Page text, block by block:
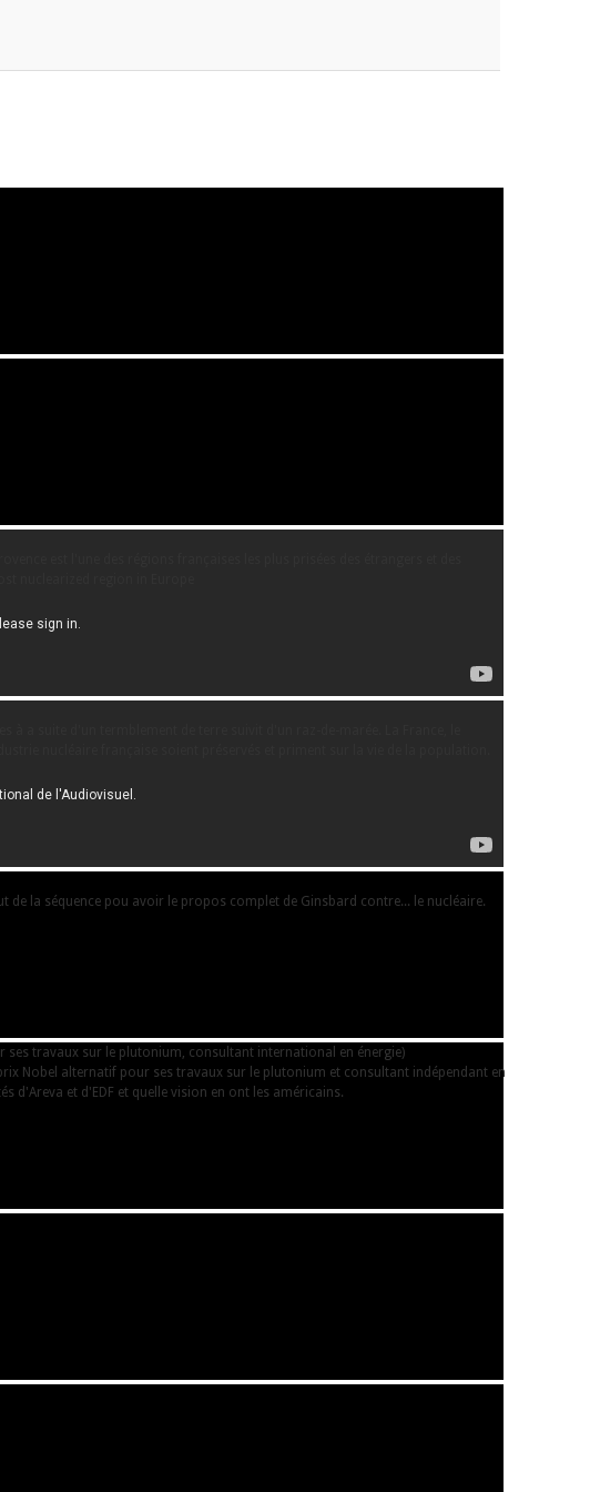
de la séquence pou avoir le propos complet de Ginsbard contre... le nucléaire.
ses travaux sur le plutonium, consultant international en énergie)
Nobel alternatif pour ses travaux sur le plutonium et consultant indépendant en
d'Areva et d'EDF et quelle vision en ont les américains.